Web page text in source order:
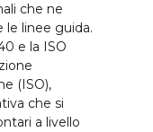
che ne
le linee guida.
e la ISO
(ISO),
che si
a livello